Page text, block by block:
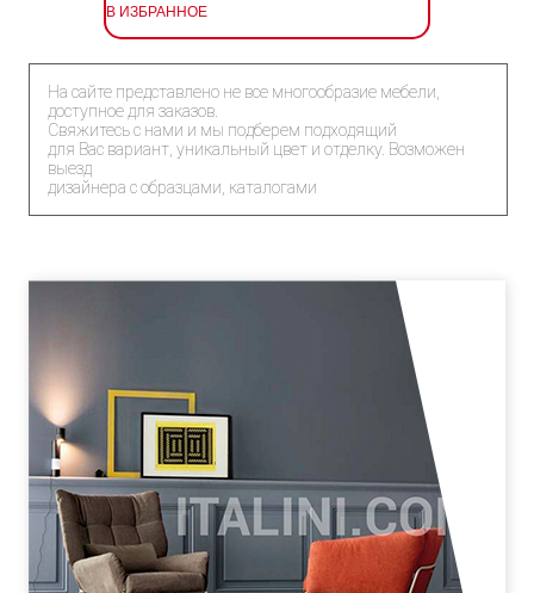
В ИЗБРАННОЕ
На сайте представлено не все многообразие мебели,
доступное для заказов.
Свяжитесь с нами и мы подберем подходящий
для Вас вариант, уникальный цвет и отделку. Возможен
выезд
дизайнера с образцами, каталогами